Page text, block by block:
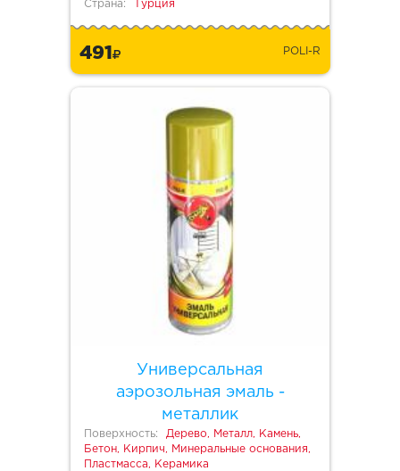
Страна: Турция
491 POLI-R
Универсальная
аэрозольная эмаль -
металлик
Поверхность:
Дерево, Металл, Камень,
Бетон, Кирпич, Минеральные основания,
Пластмасса, Керамика